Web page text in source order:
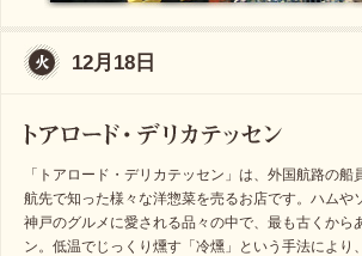
12月18日
「トアロード・デリカテッセン」は、外国航路の
航先で知った様々な洋惣菜を売るお店です。ハムや
神戸のグルメに愛される品々の中で、最も古くから
ン。低温でじっくり燻す「冷燻」という手法により